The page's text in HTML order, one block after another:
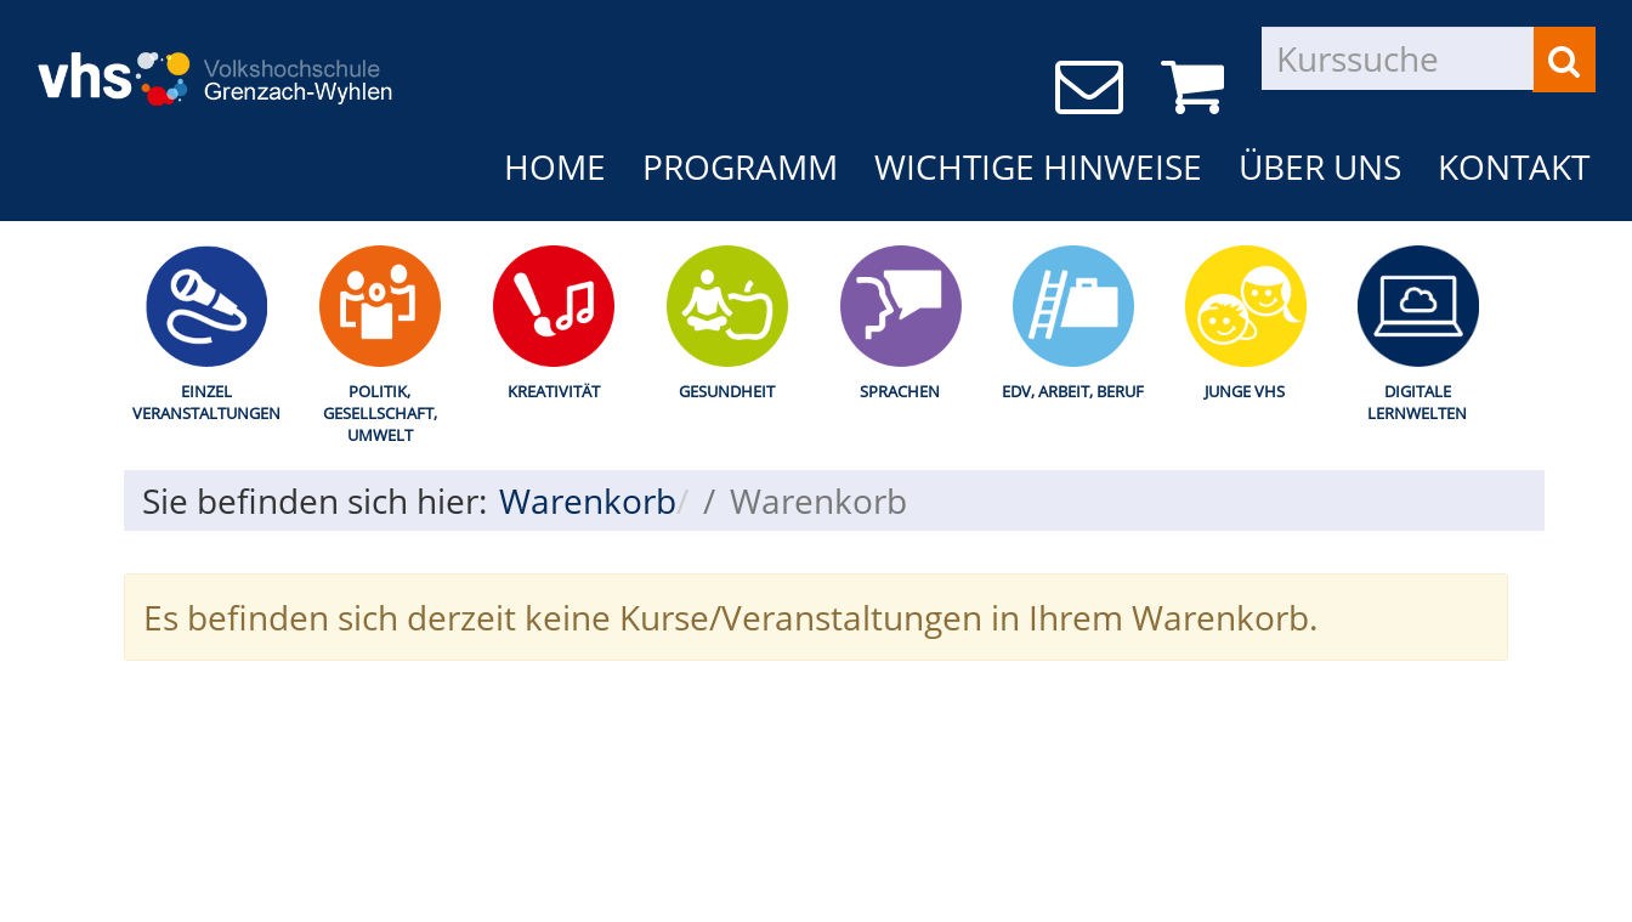
HOME PROGRAMM WICHTIGE HINWEISE ÜBER UNS KONTAKT
EINZEL
VERANSTALTUNGEN
POLITIK,
GESELLSCHAFT,
UMWELT
KREATIVITÄT GESUNDHEIT SPRACHEN EDV, ARBEIT, BERUF JUNGE VHS
DIGITALE
LERNWELTEN
Sie befinden sich hier: Warenkorb Warenkorb
Es befinden sich derzeit keine Kurse/Veranstaltungen in Ihrem Warenkorb.